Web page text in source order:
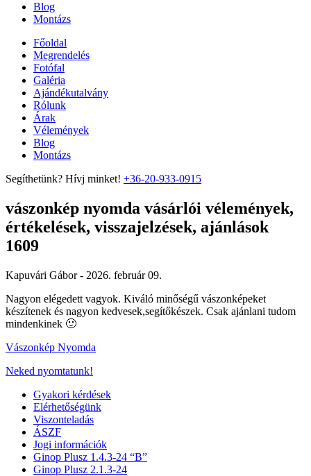
Blog
Montázs
Főoldal
Megrendelés
Fotófal
Galéria
Ajándékutalvány
Rólunk
Árak
Vélemények
Blog
Montázs
Segíthetünk? Hívj minket! +36-20-933-0915
vászonkép nyomda vásárlói vélemények,
értékelések, visszajelzések, ajánlások
1609
Kapuvári Gábor - 2026. február 09.
Nagyon elégedett vagyok. Kiváló minőségű vászonképeket
készítenek és nagyon kedvesek,segítőkészek. Csak ajánlani tudom
mindenkinek 🙂
Vászonkép Nyomda
Neked nyomtatunk!
Gyakori kérdések
Elérhetőségünk
Viszonteladás
ÁSZF
Jogi információk
Ginop Plusz 1.4.3-24 “B”
Ginop Plusz 2.1.3-24